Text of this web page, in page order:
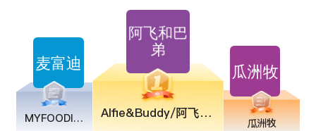
MYFOODIE/麦富迪 Alfie&Buddy/阿飞和巴弟
瓜洲牧